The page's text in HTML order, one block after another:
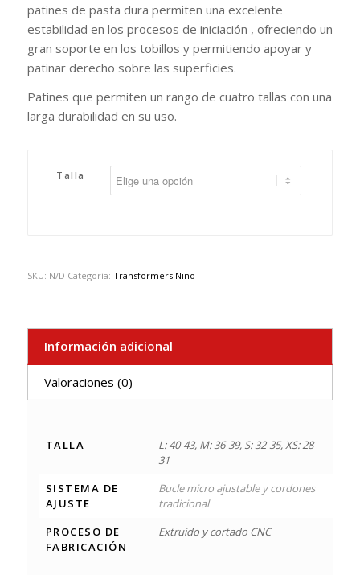
patines de pasta dura permiten una excelente
estabilidad en los procesos de iniciación , ofreciendo un
gran soporte en los tobillos y permitiendo apoyar y
patinar derecho sobre las superficies.
Patines que permiten un rango de cuatro tallas con una
larga durabilidad en su uso.
Talla
SKU: N/D Categoría: Transformers Niño
Información adicional
Valoraciones (0)
TALLA
L: 40-43, M: 36-39, S: 32-35, XS: 28-
31
SISTEMA DE
AJUSTE
Bucle micro ajustable y cordones
tradicional
PROCESO DE
FABRICACIÓN
Extruido y cortado CNC